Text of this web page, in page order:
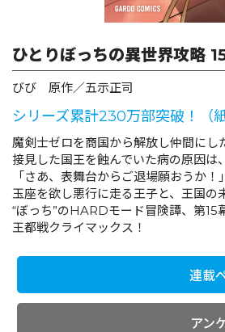
ひとりぼっちの異世界攻略
びび 原作／五示正司
シリーズ累計230万部突破！（
魔剣士ゼロを商国から解放し仲間に
接見した国王を蝕んでいた病の原因は
「さあ、表舞台からご退場願おうか！」
玉座を欲し悪行に走る王子と、王国の
“ぼっち”のHARDモード冒険譚、第15
王都戦クライマックス！
連載
アン